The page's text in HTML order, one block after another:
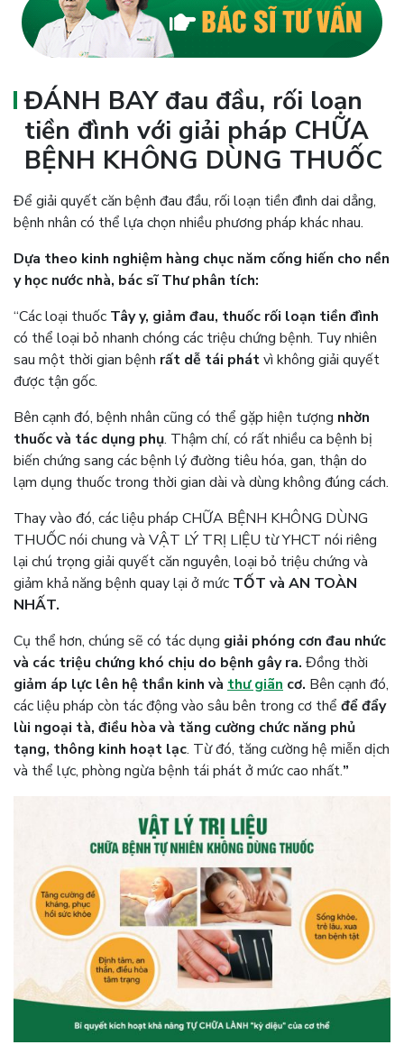
ĐÁNH BAY đau đầu, rối loạn
tiền đình với giải pháp CHỮA
BỆNH KHÔNG DÙNG THUỐC
Để giải quyết căn bệnh đau đầu, rối loạn tiền đình dai dẳng,
bệnh nhân có thể lựa chọn nhiều phương pháp khác nhau.
Dựa theo kinh nghiệm hàng chục năm cống hiến cho nền
y học nước nhà, bác sĩ Thư phân tích:
“Các loại thuốc Tây y, giảm đau, thuốc rối loạn tiền đình
có thể loại bỏ nhanh chóng các triệu chứng bệnh. Tuy nhiên
sau một thời gian bệnh rất dễ tái phátvì không giải quyết
được tận gốc.
Bên cạnh đó, bệnh nhân cũng có thể gặp hiện tượng nhờn
thuốc và tác dụng phụ. Thậm chí, có rất nhiều ca bệnh bị
biến chứng sang các bệnh lý đường tiêu hóa, gan, thận do
lạm dụng thuốc trong thời gian dài và dùng không đúng cách.
Thay vào đó, các liệu pháp CHỮA BỆNH KHÔNG DÙNG
THUỐC nói chung và VẬT LÝ TRỊ LIỆU từ YHCT nói riêng
lại chú trọng giải quyết căn nguyên, loại bỏ triệu chứng và
giảm khả năng bệnh quay lại ở mức TỐT và AN TOÀN
NHẤT.
Cụ thể hơn, chúng sẽ có tác dụng giải phóng cơn đau nhức
và các triệu chứng khó chịu do bệnh gây ra. Đồng thời
giảm áp lực lên hệ thần kinh và thư giãn cơ. Bên cạnh đó,
các liệu pháp còn tác động vào sâu bên trong cơ thể để đẩy
lùi ngoại tà, điều hòa và tăng cường chức năng phủ
tạng, thông kinh hoạt lạc. Từ đó, tăng cường hệ miễn dịch
và thể lực, phòng ngừa bệnh tái phát ở mức cao nhất.”